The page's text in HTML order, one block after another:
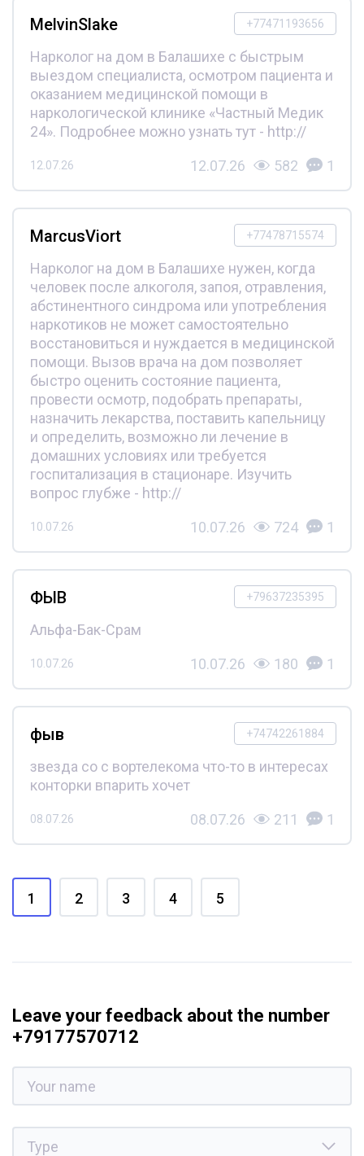
+77471193656
MelvinSlake
Нарколог на дом в Балашихе с быстрым
выездом специалиста, осмотром пациента и
оказанием медицинской помощи в
наркологической клинике «Частный Медик
24». Подробнее можно узнать тут - http://
12.07.26 12.07.26 582 1
+77478715574
MarcusViort
Нарколог на дом в Балашихе нужен, когда
человек после алкоголя, запоя, отравления,
абстинентного синдрома или употребления
наркотиков не может самостоятельно
восстановиться и нуждается в медицинской
помощи. Вызов врача на дом позволяет
быстро оценить состояние пациента,
провести осмотр, подобрать препараты,
назначить лекарства, поставить капельницу
и определить, возможно ли лечение в
домашних условиях или требуется
госпитализация в стационаре. Изучить
вопрос глубже - http://
10.07.26 10.07.26 724 1
+79637235395
ФЫВ
Альфа-Бак-Срам
10.07.26 10.07.26 180 1
+74742261884
фыв
звезда со с вортелекома что-то в интересах
конторки впарить хочет
08.07.26 08.07.26 211 1
1 2 3 4 5
Leave your feedback about the number
+79177570712